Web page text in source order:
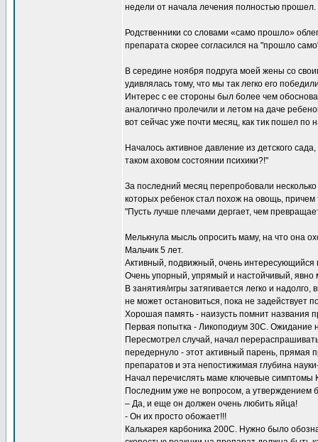
недели от начала лечения полностью прошел.
Родственники со словами «само прошло»
препарата скорее согласился на "прошло
В середине ноября подруга моей жены со
удивлялась тому, что мы так легко его
Интерес с ее стороны был более чем
аналогично пролечили и летом на даче
вот сейчас уже почти месяц, как тик пошел
Началось активное давление из детского
таком аховом состоянии психики?!"
За последний месяц перепробовали
которых ребенок стал похож на овощь, причем
"Пусть лучше плечами дергает, чем
Мелькнула мысль опросить маму, на что она
Мальчик 5 лет.
Активный, подвижный, очень интересующийся
Очень упорный, упрямый и настойчивый, явно
В занятия/игры затягивается легко и
не может остановиться, пока не задействует
Хорошая память - наизусть помнит названия
Первая попытка - Ликоподиум 30С. Ожидание
Пересмотрел случай, начал
передернуло - этот активный парень, прямая
препаратов и эта непостижимая глубина
Начал перечислять маме ключевые симптомы
Последним уже не вопросом, а утверждением
– Да, и еще он должен очень любить яйца!
- Он их просто обожает!!!
Калькарея карбоника 200С. Нужно было